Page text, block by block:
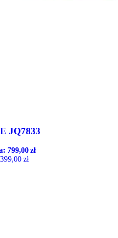
JQ7833
799,00zł
399,00 zł